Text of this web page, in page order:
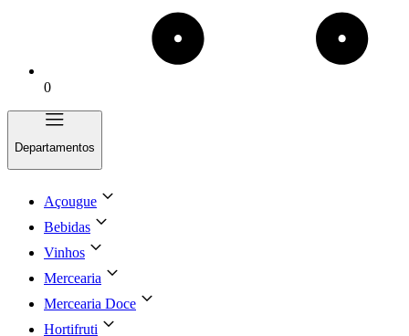
0
Departamentos
Açougue
Bebidas
Vinhos
Mercearia
Mercearia Doce
Hortifruti